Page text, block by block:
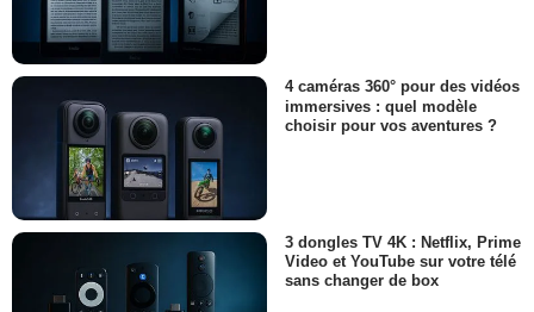
4 caméras 360° pour des vidéos
immersives : quel modèle
choisir pour vos aventures ?
3 dongles TV 4K : Netflix, Prime
Video et YouTube sur votre télé
sans changer de box